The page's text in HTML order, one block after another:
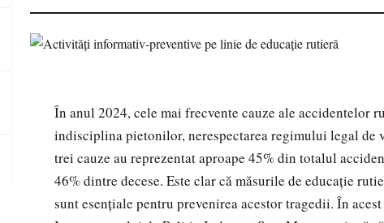
În anul 2024, cele mai frecvente cauze ale accidentelor
indisciplina pietonilor, nerespectarea regimului legal
trei cauze au reprezentat aproape 45% din totalul
46% dintre decese. Este clar că măsurile de educație
sunt esențiale pentru prevenirea acestor tragedii. În